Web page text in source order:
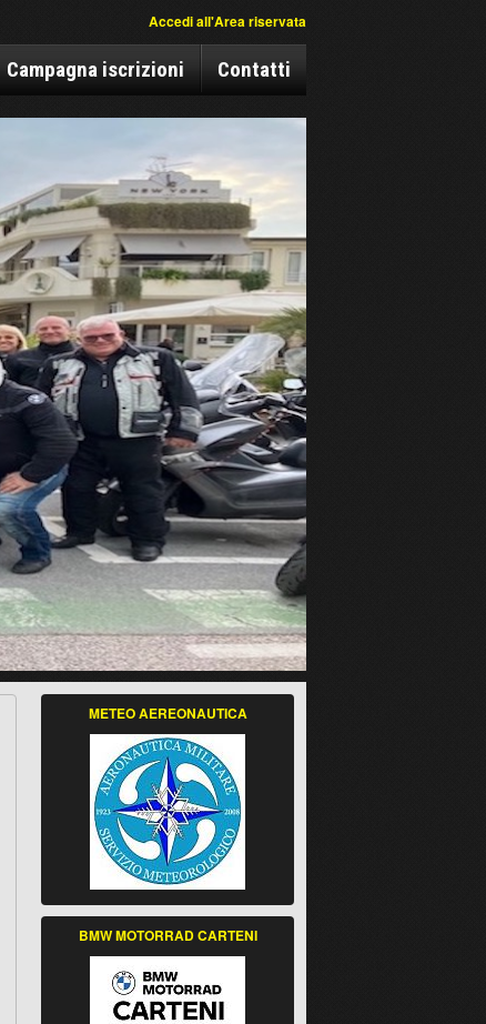
Accedi all'Area riservata
Campagna iscrizioni Contatti
METEO AEREONAUTICA
BMW MOTORRAD CARTENI